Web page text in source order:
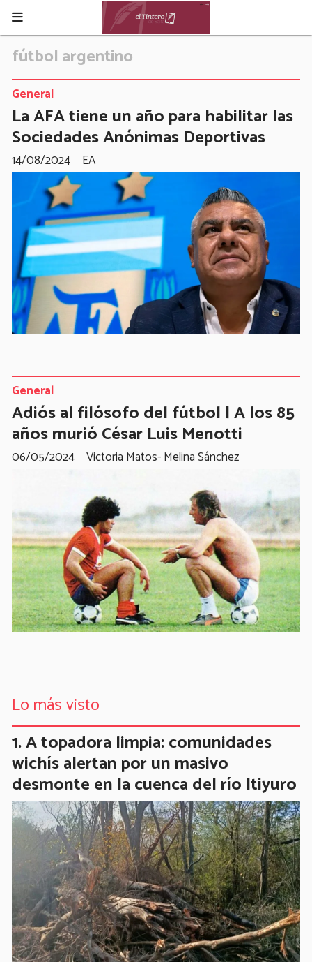
fútbol argentino
La AFA tiene un año para habilitar las
Sociedades Anónimas Deportivas
EA
General
14/08/2024
Adiós al filósofo del fútbol | A los 85
años murió César Luis Menotti
Victoria Matos- Melina Sánchez
General
06/05/2024
Lo más visto
A topadora limpia: comunidades
wichís alertan por un masivo
desmonte en la cuenca del río Itiyuro